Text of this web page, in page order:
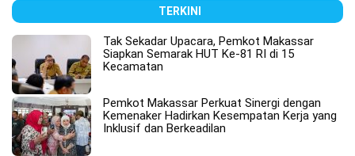
TERKINI
Tak Sekadar Upacara, Pemkot Makassar
Siapkan Semarak HUT Ke-81 RI di 15
Kecamatan
Pemkot Makassar Perkuat Sinergi dengan
Kemenaker Hadirkan Kesempatan Kerja yang
Inklusif dan Berkeadilan